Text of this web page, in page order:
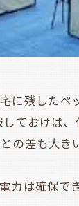
に残したペ
ておけば
の差も大き
力は確保で